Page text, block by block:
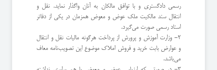
رسمی دادگستری و با توافق مالکان به آنان واگذار نماید. نقل و
انتقال سند مالکیت ملک عوض و معوض همزمان در یکی از دفاتر
اسناد رسمی صورت می‌گیرد.
۲- وزارت آموزش و پرورش از پرداخت هرگونه مالیات نقل و انتقال
و عوارض بابت خرید و فروش املاک موضوع این تصویب‌نامه معاف
می‌باشد.